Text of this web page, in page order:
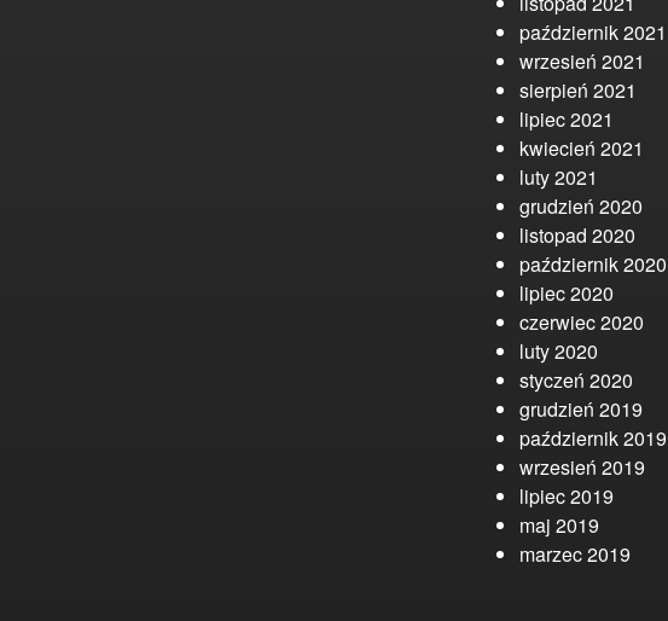
październik 2021
wrzesień 2021
sierpień 2021
lipiec 2021
kwiecień 2021
luty 2021
grudzień 2020
listopad 2020
październik 2020
lipiec 2020
czerwiec 2020
luty 2020
styczeń 2020
grudzień 2019
październik 2019
wrzesień 2019
lipiec 2019
maj 2019
marzec 2019